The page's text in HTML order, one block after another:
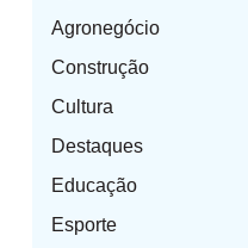
Agronegócio
Construção
Cultura
Destaques
Educação
Esporte